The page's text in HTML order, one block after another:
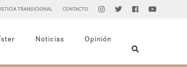
TRANSICIONAL CONTACTO
Noticias Opinión